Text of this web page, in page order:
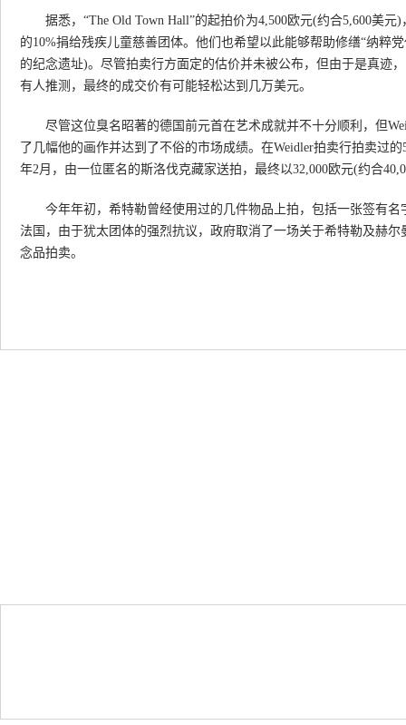
据悉，“The Old Town Hall”的起拍价为4,500欧元(约合5,600美元)
的10%捐给残疾儿童慈善团体。他们也希望以此能够帮助修缮“纳粹
的纪念遗址)。尽管拍卖行方面定的估价并未被公布，但由于是真迹
有人推测，最终的成交价有可能轻松达到几万美元。
尽管这位臭名昭著的德国前元首在艺术成就并不十分顺利，但
了几幅他的画作并达到了不俗的市场成绩。在Weidler拍卖行拍卖过
年2月，由一位匿名的斯洛伐克藏家送拍，最终以32,000欧元(约合
今年年初，希特勒曾经使用过的几件物品上拍，包括一张签有名
法国，由于犹太团体的强烈抗议，政府取消了一场关于希特勒及赫尔
念品拍卖。